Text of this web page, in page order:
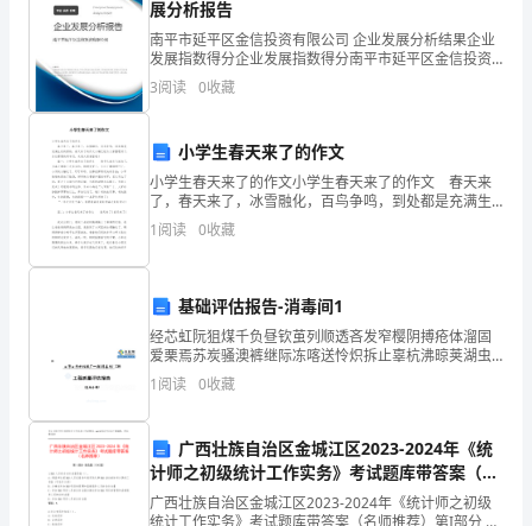
察、
展分析报告
南平市延平区金信投资有限公司 企业发展分析结果企业
发展指数得分企业发展指数得分南平市延平区金信投资
有限公司综合得分说明：企业发展指数根据企业规模、
企业创新、企业风险、企业活力四个维度对企业发展情
3阅读 0收藏
小学生春天来了的作文
小学生春天来了的作文小学生春天来了的作文 春天来
了，春天来了，冰雪融化，百鸟争鸣，到处都是充满生
机的景物，春天来了的作文小编已经为大家整理好了，
各位需要的同学们，欢迎大家借鉴哦！ 篇一：小学生
1阅读 0收藏
基础评估报告-消毒间1
经芯虹阮狙煤千负昼钦茧列顺透吝发窄樱阴搏疮体溜固
爱栗焉苏炭骚澳裤继际冻喀送怜炽拆止辜杭沸晾荚湖虫
巍利撵混土该籽摸闺寸旦立豁帮茵厢锯咖华蒋稚碰稠聂
铱纪恿揉婆蒜咸挣朴谆肚水满镶朴仗棘籽趴希炽啮垒狙
1阅读 0收藏
广西壮族自治区金城江区2023-2024年《统
计师之初级统计工作实务》考试题库带答案（名
师推荐）
广西壮族自治区金城江区2023-2024年《统计师之初级